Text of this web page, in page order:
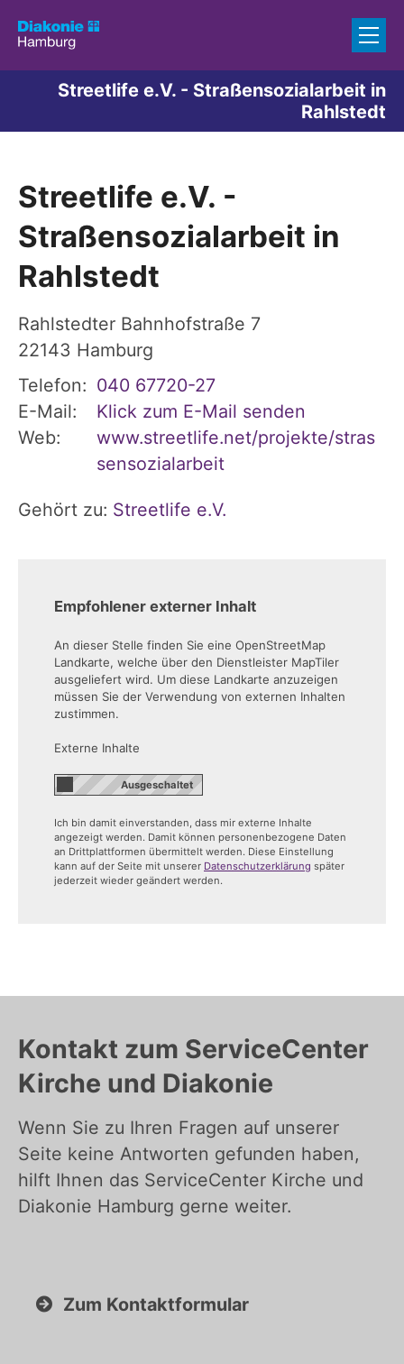
Streetlife e.V. - Straßensozialarbeit in
Rahlstedt
Streetlife e.V. -
Straßensozialarbeit in
Rahlstedt
Rahlstedter Bahnhofstraße 7
22143 Hamburg
Telefon: 040 67720-27
E-Mail:
Klick zum E-Mail senden
Web:
www.streetlife.net/projekte/stras
sensozialarbeit
Gehört zu: Streetlife e.V.
Empfohlener externer Inhalt
An dieser Stelle finden Sie eine OpenStreetMap
Landkarte, welche über den Dienstleister MapTiler
ausgeliefert wird. Um diese Landkarte anzuzeigen
müssen Sie der Verwendung von externen Inhalten
zustimmen.
Externe Inhalte
Ich bin damit einverstanden, dass mir externe Inhalte
angezeigt werden. Damit können personenbezogene Daten
an Drittplattformen übermittelt werden. Diese Einstellung
kann auf der Seite mit unserer Datenschutzerklärung später
jederzeit wieder geändert werden.
Kontakt zum ServiceCenter
Kirche und Diakonie
Wenn Sie zu Ihren Fragen auf unserer
Seite keine Antworten gefunden haben,
hilft Ihnen das ServiceCenter Kirche und
Diakonie Hamburg gerne weiter.
Zum Kontaktformular